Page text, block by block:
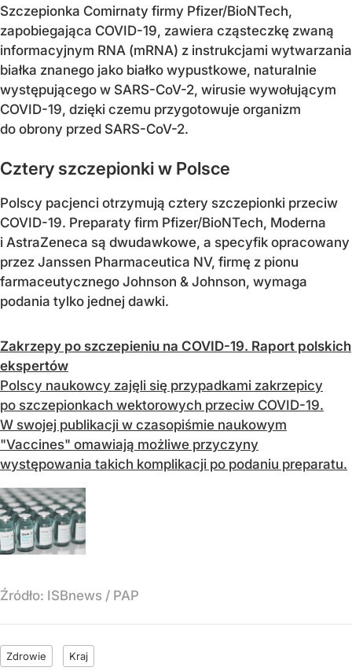
Szczepionka Comirnaty firmy Pfizer/BioNTech,
zapobiegająca COVID-19, zawiera cząsteczkę zwaną
informacyjnym RNA (mRNA) z instrukcjami wytwarzania
białka znanego jako białko wypustkowe, naturalnie
występującego w SARS-CoV-2, wirusie wywołującym
COVID-19, dzięki czemu przygotowuje organizm
do obrony przed SARS-CoV-2.
Cztery szczepionki w Polsce
Polscy pacjenci otrzymują cztery szczepionki przeciw
COVID-19. Preparaty firm Pfizer/BioNTech, Moderna
i AstraZeneca są dwudawkowe, a specyfik opracowany
przez Janssen Pharmaceutica NV, firmę z pionu
farmaceutycznego Johnson & Johnson, wymaga
podania tylko jednej dawki.
Zakrzepy po szczepieniu na COVID-19. Raport polskich
ekspertów
Polscy naukowcy zajęli się przypadkami zakrzepicy
po szczepionkach wektorowych przeciw COVID-19.
W swojej publikacji w czasopiśmie naukowym
"Vaccines" omawiają możliwe przyczyny
występowania takich komplikacji po podaniu preparatu.
Źródło: ISBnews / PAP
Zdrowie Kraj